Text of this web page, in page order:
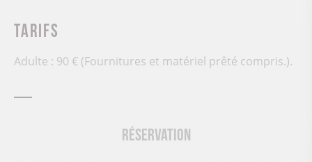
Tarifs
Adulte : 90 € (Fournitures et matériel prêté compris.).
Réservation